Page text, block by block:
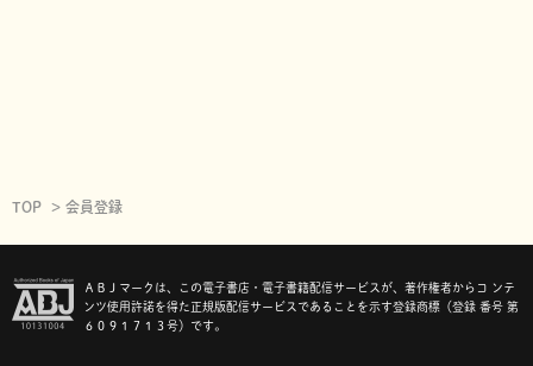
TOP 会員登録
ＡＢＪマークは、この電子書店・電子書籍配信サービスが、著作権者からコ ンテ
ンツ使用許諾を得た正規版配信サービスであることを示す登録商標（登録 番号 第
６０９１７１３号）です。